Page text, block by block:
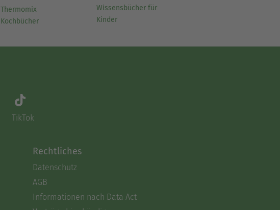
Thermomix
Kochbücher
Wissensbücher für
Kinder
TikTok
Rechtliches
Datenschutz
AGB
Informationen nach Data Act